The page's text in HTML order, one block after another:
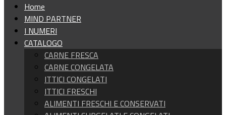
Home
MIND PARTNER
I NUMERI
CATALOGO
CARNE FRESCA
CARNE CONGELATA
ITTICI CONGELATI
ITTICI FRESCHI
ALIMENTI FRESCHI E CONSERVATI